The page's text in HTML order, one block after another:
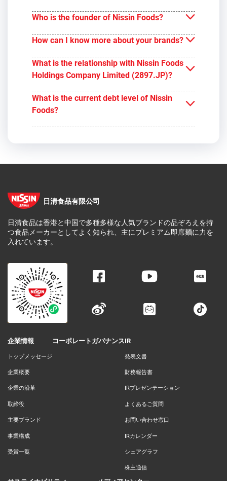
Who is the founder of Nissin Foods?
How can I know more about your brands?
What is the relationship with Nissin Foods
Holdings Company Limited (2897.JP)?
What is the current debt level of Nissin
Foods?
日清食品有限公司
日清食品は香港と中国で多種多様な人気ブランドの品ぞろえを持
つ食品メーカーとしてよく知られ、主にプレミアム即席麺に力を
入れています。
企業情報
トップメッセージ
企業概要
企業の沿革
取締役
主要ブランド
事業構成
受賞一覧
コーポレートガバナンスIR
発表文書
財務報告書
IRプレゼンテーション
よくあるご質問
お問い合わせ窓口
IRカレンダー
シェアグラフ
株主通信